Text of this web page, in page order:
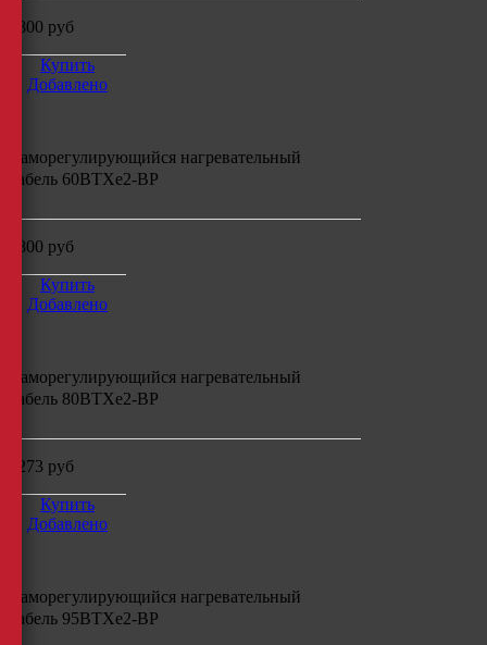
4800 руб
Купить
Добавлено
Саморегулирующийся нагревательный
кабель 60ВТХe2-ВР
4800 руб
Купить
Добавлено
Саморегулирующийся нагревательный
кабель 80ВТХe2-ВР
6273 руб
Купить
Добавлено
Саморегулирующийся нагревательный
кабель 95ВТХe2-ВР